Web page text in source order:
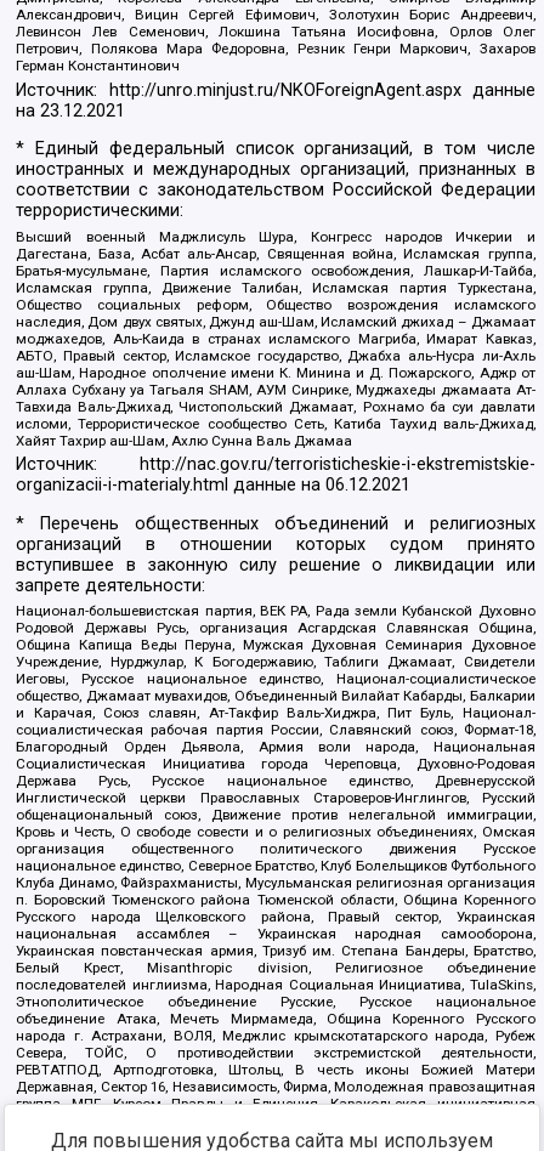
Александрович, Вицин Сергей Ефимович, Золотухин Борис Андреевич,
Левинсон Лев Семенович, Локшина Татьяна Иосифовна, Орлов Олег
Петрович, Полякова Мара Федоровна, Резник Генри Маркович, Захаров
Герман Константинович
Источник: http://unro.minjust.ru/NKOForeignAgent.aspxданные
на23.12.2021
* Единый федеральный список организаций, в том числе
иностранных и международных организаций, признанных в
соответствии с законодательством Российской Федерации
террористическими:
Высший военный Маджлисуль Шура, Конгресс народов Ичкерии и
Дагестана, База, Асбат аль-Ансар, Священная война, Исламская группа,
Братья-мусульмане, Партия исламского освобождения, Лашкар-И-Тайба,
Исламская группа, Движение Талибан, Исламская партия Туркестана,
Общество социальных реформ, Общество возрождения исламского
наследия, Дом двух святых, Джунд аш-Шам, Исламский джихад – Джамаат
моджахедов, Аль-Каида в странах исламского Магриба, Имарат Кавказ,
АБТО, Правый сектор, Исламское государство, Джабха аль-Нусра ли-Ахль
аш-Шам, Народное ополчение имени К. Минина и Д. Пожарского, Аджр от
Аллаха Субхану уа Тагьаля SHAM, АУМ Синрике, Муджахеды джамаата Ат-
Тавхида Валь-Джихад, Чистопольский Джамаат, Рохнамо ба суи давлати
исломи, Террористическое сообщество Сеть, Катиба Таухид валь-Джихад,
Хайят Тахрир аш-Шам, Ахлю Сунна Валь Джамаа
Источник:
http://nac.gov.ru/terroristicheskie-i-ekstremistskie-
organizacii-i-materialy.html данные на06.12.2021
* Перечень общественных объединений и религиозных
организаций в отношении которых судом принято
вступившее в законную силу решение о ликвидации или
запрете деятельности:
Национал-большевистская партия, ВЕК РА, Рада земли Кубанской Духовно
Родовой Державы Русь, организация Асгардская Славянская Община,
Община Капища Веды Перуна, Мужская Духовная Семинария Духовное
Учреждение, Нурджулар, К Богодержавию, Таблиги Джамаат, Свидетели
Иеговы, Русское национальное единство, Национал-социалистическое
общество, Джамаат мувахидов, Объединенный Вилайат Кабарды, Балкарии
и Карачая, Союз славян, Ат-Такфир Валь-Хиджра, Пит Буль, Национал-
социалистическая рабочая партия России, Славянский союз, Формат-18,
Благородный Орден Дьявола, Армия воли народа, Национальная
Социалистическая Инициатива города Череповца, Духовно-Родовая
Держава Русь, Русское национальное единство, Древнерусской
Инглистической церкви Православных Староверов-Инглингов, Русский
общенациональный союз, Движение против нелегальной иммиграции,
Кровь и Честь, О свободе совести и о религиозных объединениях, Омская
организация общественного политического движения Русское
национальное единство, Северное Братство, Клуб Болельщиков Футбольного
Клуба Динамо, Файзрахманисты, Мусульманская религиозная организация
п. Боровский Тюменского района Тюменской области, Община Коренного
Русского народа Щелковского района, Правый сектор, Украинская
национальная ассамблея – Украинская народная самооборона,
Украинская повстанческая армия, Тризуб им. Степана Бандеры, Братство,
Белый Крест, Misanthropic division, Религиозное объединение
последователей инглиизма, Народная Социальная Инициатива, TulaSkins,
Этнополитическое объединение Русские, Русское национальное
объединение Атака, Мечеть Мирмамеда, Община Коренного Русского
народа г. Астрахани, ВОЛЯ, Меджлис крымскотатарского народа, Рубеж
Севера, ТОЙС, О противодействии экстремистской деятельности,
РЕВТАТПОД, Артподготовка, Штольц, В честь иконы Божией Матери
Державная, Сектор 16, Независимость, Фирма, Молодежная правозащитная
группа МПГ, Курсом Правды и Единения, Каракольская инициативная
Благотворительный пансионат Ак Умут, Русская республика Русь,
Для повышения удобства сайта мы используем